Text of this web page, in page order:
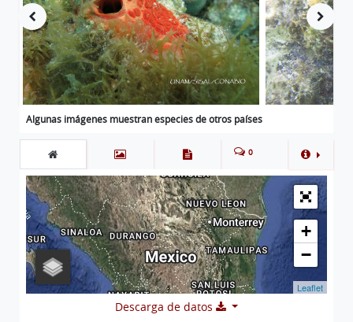
Algunas imágenes muestran especies de otros países
0
+
−
Leaflet
Descarga de datos